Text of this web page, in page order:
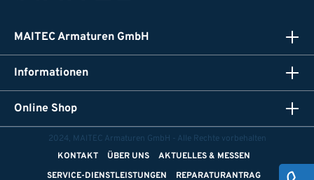
MAITEC Armaturen GmbH
Informationen
Online Shop
2024, MAITEC Armaturen GmbH - Alle Rechte vorbehalten
KONTAKT
ÜBER UNS
AKTUELLES & MESSEN
SERVICE-DIENSTLEISTUNGEN
REPARATURANTRAG